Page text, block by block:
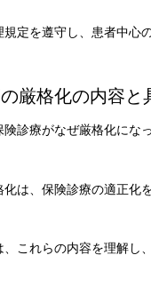
規定を遵守し、患者中心
厳格化の内容と
険診療がなぜ厳格化にな
化は、保険診療の適正化
、これらの内容を理解し